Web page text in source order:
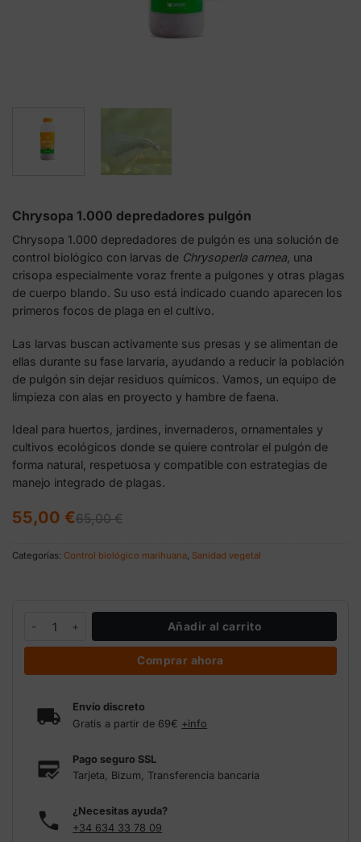
Chrysopa 1.000 depredadores pulgón
Chrysopa 1.000 depredadores de pulgón es una solución de
control biológico con larvas de Chrysoperla carnea , una
crisopa especialmente voraz frente a pulgones y otras plagas
de cuerpo blando. Su uso está indicado cuando aparecen los
primeros focos de plaga en el cultivo.
Las larvas buscan activamente sus presas y se alimentan de
ellas durante su fase larvaria, ayudando a reducir la población
de pulgón sin dejar residuos químicos. Vamos, un equipo de
limpieza con alas en proyecto y hambre de faena.
Ideal para huertos, jardines, invernaderos, ornamentales y
cultivos ecológicos donde se quiere controlar el pulgón de
forma natural, respetuosa y compatible con estrategias de
manejo integrado de plagas.
65,00€
El
precio
era:
55,00 €
El
precio
es:
Categorías: Control biológico marihuana, Sanidad vegetal
Chrysopa 1.000 depredadores pulgón cantidad
Añadir al carrito
Comprar ahora
Envío discreto
Gratis a partir de 69€ +info
Pago seguro SSL
Tarjeta, Bizum, Transferencia bancaria
¿Necesitas ayuda?
+34 634 33 78 09